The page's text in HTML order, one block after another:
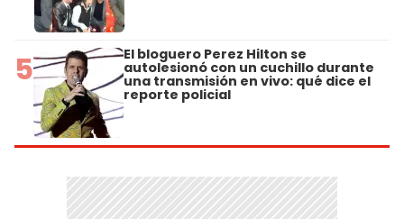
5 El bloguero Perez Hilton se
autolesionó con un cuchillo durante
una transmisión en vivo: qué dice el
reporte policial